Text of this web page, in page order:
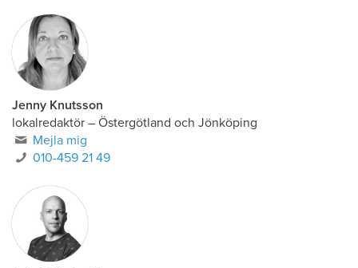
Jenny Knutsson
lokalredaktör – Östergötland och Jönköping
Mejla mig
010-459 21 49